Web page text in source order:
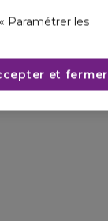
Paramétrer les
et fermer